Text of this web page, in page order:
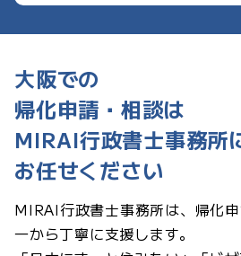
大阪での
帰化申請・相談は
MIRAI行政書士事務所
お任せください
MIRAI行政書士事務所は、帰化
一から丁寧に支援します。